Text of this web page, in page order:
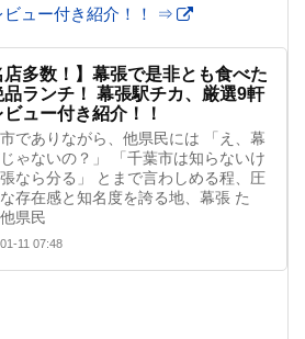
ビュー付き紹介！！ ⇒
店多数！】幕張で是非とも食べた
品ランチ！ 幕張駅チカ、厳選9軒
ビュー付き紹介！！
でありながら、他県民には 「え、幕
ゃないの？」 「千葉市は知らないけ
なら分る」 とまで言わしめる程、圧
存在感と知名度を誇る地、幕張 た
県民
11 07:48